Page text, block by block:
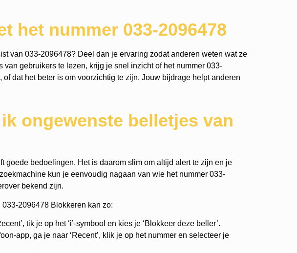
het nummer 033-2096478
van 033-2096478? Deel dan je ervaring zodat anderen weten wat ze
van gebruikers te lezen, krijg je snel inzicht of het nummer 033-
dat het beter is om voorzichtig te zijn. Jouw bijdrage helpt anderen
ongewenste belletjes van
goede bedoelingen. Het is daarom slim om altijd alert te zijn en je
kun je eenvoudig nagaan van wie het nummer 033-
bekend zijn.
2096478 Blokkeren kan zo:
tik je op het ‘i’-symbool en kies je ‘Blokkeer deze beller’.
app, ga je naar ‘Recent’, klik je op het nummer en selecteer je